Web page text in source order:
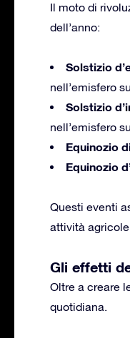
Il moto di
dell’anno:
Solstizio
nell’emisfero
Solstizio
nell’emisfero
Equinozio
Equinozio
Questi eventi
attività
Gli effetti
Oltre a creare
quotidiana.